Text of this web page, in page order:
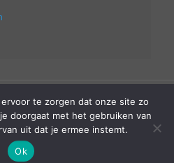
- Powered by
te zorgen dat onze site zo
doorgaat met het gebruiken van
uit dat je ermee instemt.
Ok